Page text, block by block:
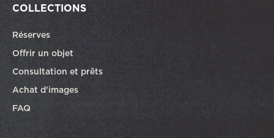
COLLECTIONS
Réserves
Offrir un objet
Consultation et prêts
Achat d’images
FAQ